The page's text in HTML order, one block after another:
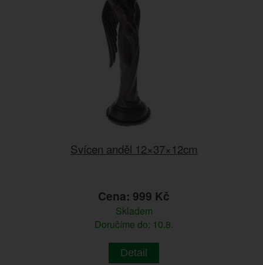
Svícen anděl 12×37×12cm
Cena: 999 Kč
Skladem
Doručíme do: 10.8.
Detail